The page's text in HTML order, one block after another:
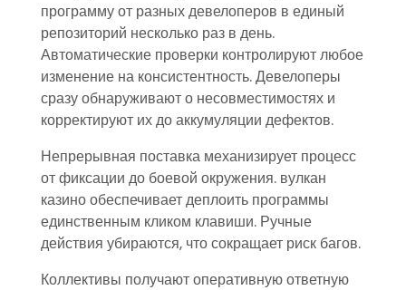
программу от разных девелоперов в единый
репозиторий несколько раз в день.
Автоматические проверки контролируют любое
изменение на консистентность. Девелоперы
сразу обнаруживают о несовместимостях и
корректируют их до аккумуляции дефектов.
Непрерывная поставка механизирует процесс
от фиксации до боевой окружения. вулкан
казино обеспечивает деплоить программы
единственным кликом клавиши. Ручные
действия убираются, что сокращает риск багов.
Коллективы получают оперативную ответную